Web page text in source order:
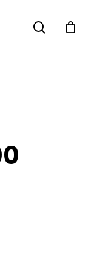
search